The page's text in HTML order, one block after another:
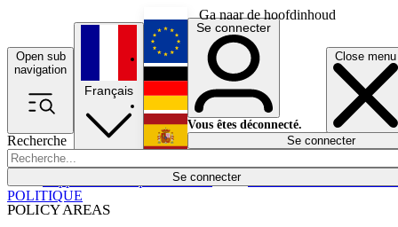
Ga naar de hoofdinhoud
Open sub
navigation
Close menu
Recherche
Se connecter
POLICY AREAS
Économie
Français
English
Deutsch
Español
Se connecter
Vous êtes déconnecté.
Se connecter
POLITIQUE